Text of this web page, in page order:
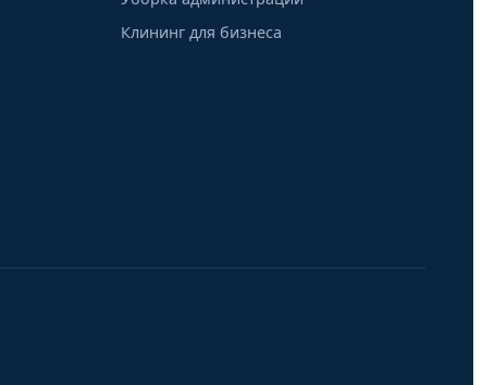
Клининг для бизнеса